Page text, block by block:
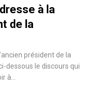
à la
de la
président de la
dessous le discours qui
à…